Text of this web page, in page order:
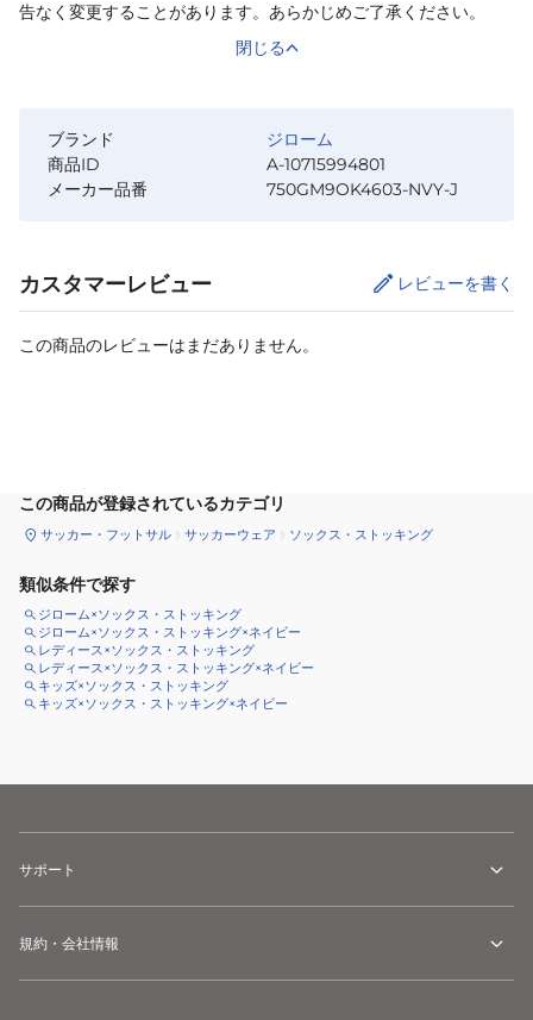
告なく変更することがあります。あらかじめご了承ください。
閉じる
ブランド
ジローム
商品ID
A-10715994801
メーカー品番
750GM9OK4603-NVY-J
カスタマーレビュー レビューを書く
この商品のレビューはまだありません。
この商品が登録されているカテゴリ
サッカー・フットサル サッカーウェア ソックス・ストッキング
類似条件で探す
ジローム×ソックス・ストッキング
ジローム×ソックス・ストッキング×ネイビー
レディース×ソックス・ストッキング
レディース×ソックス・ストッキング×ネイビー
キッズ×ソックス・ストッキング
キッズ×ソックス・ストッキング×ネイビー
サポート
規約・会社情報